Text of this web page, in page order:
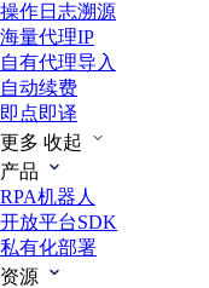
操作日志溯源
海量代理IP
自有代理导入
自动续费
即点即译
更多 收起
产品
RPA机器人
开放平台SDK
私有化部署
资源